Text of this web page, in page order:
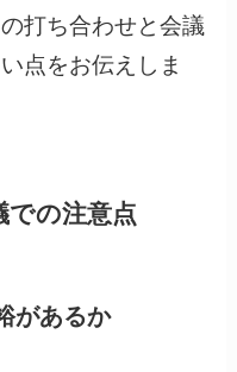
打ち合わせと会議
点をお伝えしま
での注意点
があるか